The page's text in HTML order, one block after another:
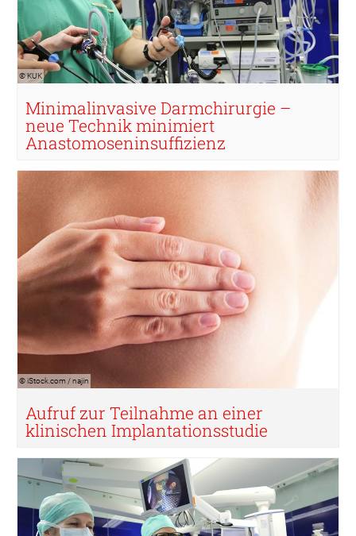
© KUK
Minimalinvasive Darmchirurgie –
neue Technik minimiert
Anastomoseninsuffizienz
© iStock.com / najin
Aufruf zur Teilnahme an einer
klinischen Implantationsstudie